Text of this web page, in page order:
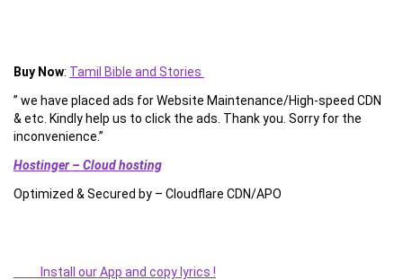
Buy Now: Tamil Bible and Stories
” we have placed ads for Website Maintenance/High-speed CDN
& etc. Kindly help us to click the ads. Thank you. Sorry for the
inconvenience.”
Hostinger – Cloud hosting
Optimized & Secured by – Cloudflare CDN/APO
Install our App and copy lyrics !